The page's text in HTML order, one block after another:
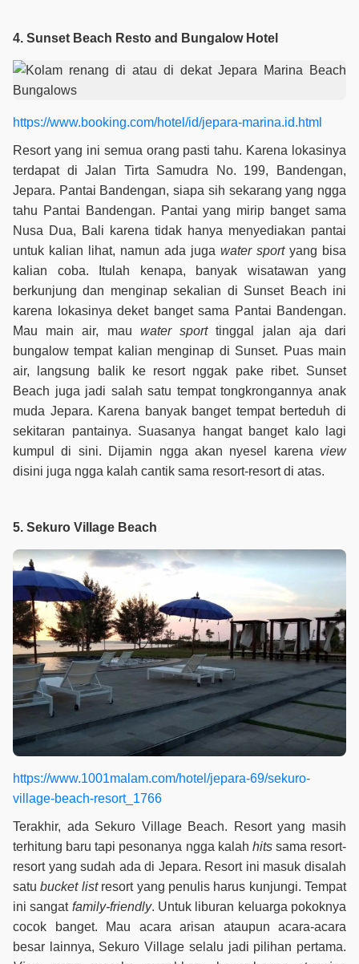
4. Sunset Beach Resto and Bungalow Hotel
https://www.booking.com/hotel/id/jepara-marina.id.html
Resort yang ini semua orang pasti tahu. Karena lokasinya
terdapat di Jalan Tirta Samudra No. 199, Bandengan,
Jepara. Pantai Bandengan, siapa sih sekarang yang ngga
tahu Pantai Bandengan. Pantai yang mirip banget sama
Nusa Dua, Bali karena tidak hanya menyediakan pantai
untuk kalian lihat, namun ada juga water sportyang bisa
kalian coba. Itulah kenapa, banyak wisatawan yang
berkunjung dan menginap sekalian di Sunset Beach ini
karena lokasinya deket banget sama Pantai Bandengan.
Mau main air, mau water sporttinggal jalan aja dari
bungalow tempat kalian menginap di Sunset. Puas main
air, langsung balik ke resort nggak pake ribet. Sunset
Beach juga jadi salah satu tempat tongkrongannya anak
muda Jepara. Karena banyak banget tempat berteduh di
sekitaran pantainya. Suasanya hangat banget kalo lagi
kumpul di sini. Dijamin ngga akan nyesel karena view
disini juga ngga kalah cantik sama resort-resort di atas.
5. Sekuro Village Beach
https://www.1001malam.com/hotel/jepara-69/sekuro-
village-beach-resort_1766
Terakhir, ada Sekuro Village Beach. Resort yang masih
terhitung baru tapi pesonanya ngga kalah hitssama resort-
resort yang sudah ada di Jepara. Resort ini masuk disalah
satubucket listresort yang penulis harus kunjungi. Tempat
ini sangat family-friendly. Untuk liburan keluarga pokoknya
cocok banget. Mau acara arisan ataupun acara-acara
besar lainnya, Sekuro Village selalu jadi pilihan pertama.